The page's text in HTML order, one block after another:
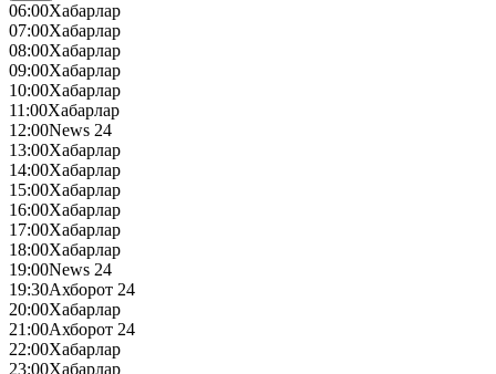
06:00Хабарлар
07:00Хабарлар
08:00Хабарлар
09:00Хабарлар
10:00Хабарлар
11:00Хабарлар
12:00News 24
13:00Хабарлар
14:00Хабарлар
15:00Хабарлар
16:00Хабарлар
17:00Хабарлар
18:00Хабарлар
19:00News 24
19:30Ахборот 24
20:00Хабарлар
21:00Ахборот 24
22:00Хабарлар
23:00Хабарлар